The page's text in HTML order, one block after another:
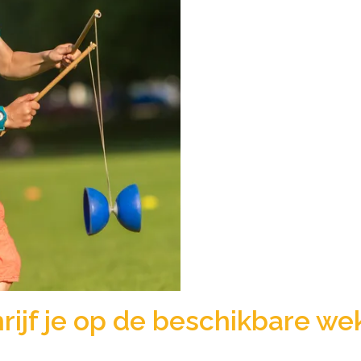
je op de beschikbare